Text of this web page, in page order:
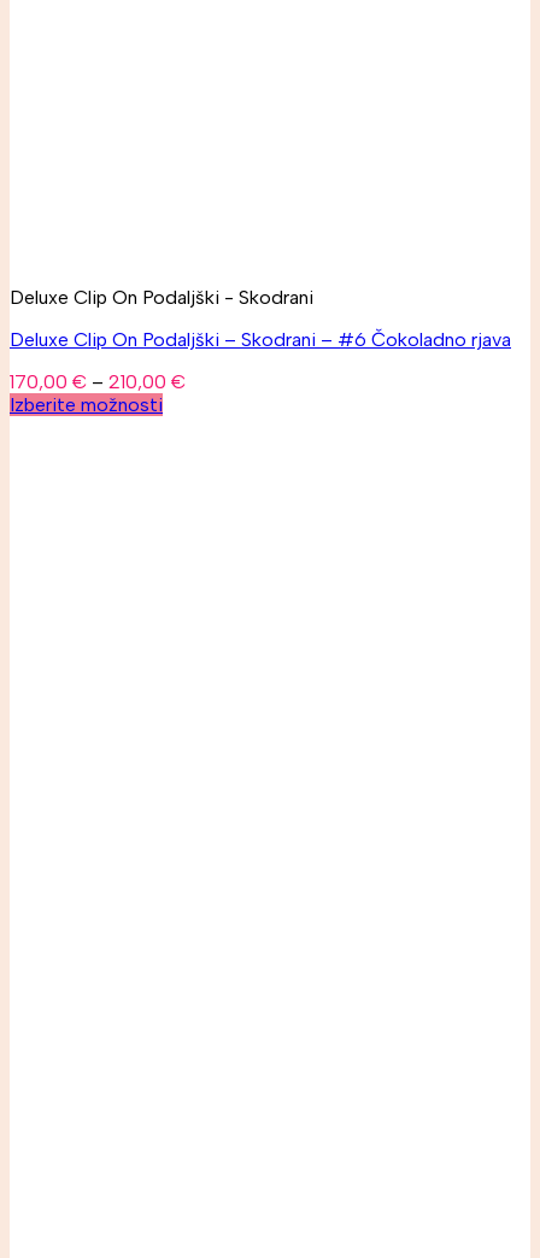
Deluxe Clip On Podaljški - Skodrani
Deluxe Clip On Podaljški – Skodrani – #6 Čokoladno rjava
170,00 € – 210,00 €
Izberite možnosti